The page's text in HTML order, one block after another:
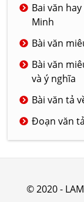
Bai văn
Minh
Bài văn
Bài văn
và ý nghĩa
Bài văn tả
Đoạn văn
© 2020 -